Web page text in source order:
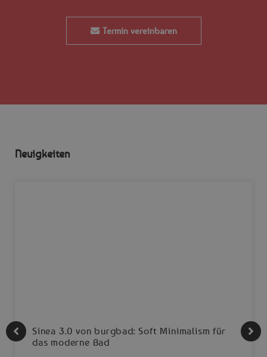
Termin vereinbaren
Neuigkeiten
Sinea 3.0 von burgbad: Soft Minimalism für
das moderne Bad